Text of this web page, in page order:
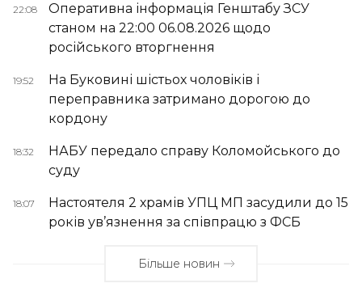
22:08
Оперативна інформація Генштабу ЗСУ
станом на 22:00 06.08.2026 щодо
російського вторгнення
19:52
На Буковині шістьох чоловіків і
переправника затримано дорогою до
кордону
18:32
НАБУ передало справу Коломойського до
суду
18:07
Настоятеля 2 храмів УПЦ МП засудили до 15
років ув’язнення за співпрацю з ФСБ
Більше новин